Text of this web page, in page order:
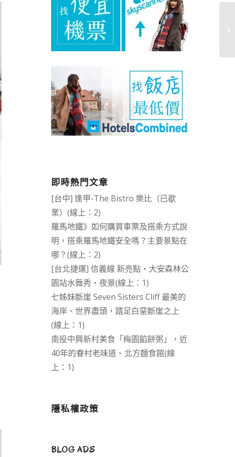
即時熱門文章
[台中] 逢甲-The Bistro 樂比（已歇
業）(線上：2)
羅馬地鐵》如何購買車票及搭乘方式說
明，搭乘羅馬地鐵安全嗎？主要景點在
哪？(線上：2)
[台北捷運] 信義線 新亮點‧大安森林公
園站水舞秀‧夜景(線上：1)
七姊妹斷崖 Seven Sisters Cliff 最美的
海岸、世界盡頭，踏足白堊斷崖之上
(線上：1)
南投中興新村美食「梅園餡餅粥」，近
40年的眷村老味道、北方麵食館(線
上：1)
隱私權政策
BLOG ADS